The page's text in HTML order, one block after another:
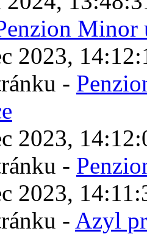
Minor
2023,
-
2023,
-
2023,
- Azyl